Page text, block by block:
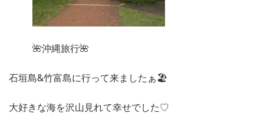
🌺沖縄旅行🌺
石垣島&竹富島に行って来ましたぁ🏖️
大好きな海を沢山見れて幸せでした♡